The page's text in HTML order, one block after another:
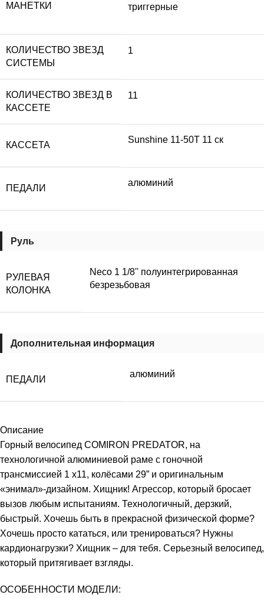
МАНЕТКИ
триггерные
КОЛИЧЕСТВО ЗВЕЗД
СИСТЕМЫ
1
КОЛИЧЕСТВО ЗВЕЗД В
КАССЕТЕ
11
КАССЕТА
Sunshine 11-50T 11 ск
ПЕДАЛИ
алюминий
Руль
РУЛЕВАЯ
КОЛОНКА
Neco 1 1/8'' полуинтегрированная
безрезьбовая
Дополнительная информация
ПЕДАЛИ
алюминий
Описание
Горный велосипед COMIRON PREDATOR, на
технологичной алюминиевой раме с гоночной
трансмиссией 1 x11, колёсами 29” и оригинальным
«энимал»-дизайном. Хищник! Агрессор, который бросает
вызов любым испытаниям. Технологичный, дерзкий,
быстрый. Хочешь быть в прекрасной физической форме?
Хочешь просто кататься, или тренироваться? Нужны
кардионагрузки? Хищник – для тебя. Серьезный велосипед,
который притягивает взгляды.
ОСОБЕННОСТИ МОДЕЛИ: